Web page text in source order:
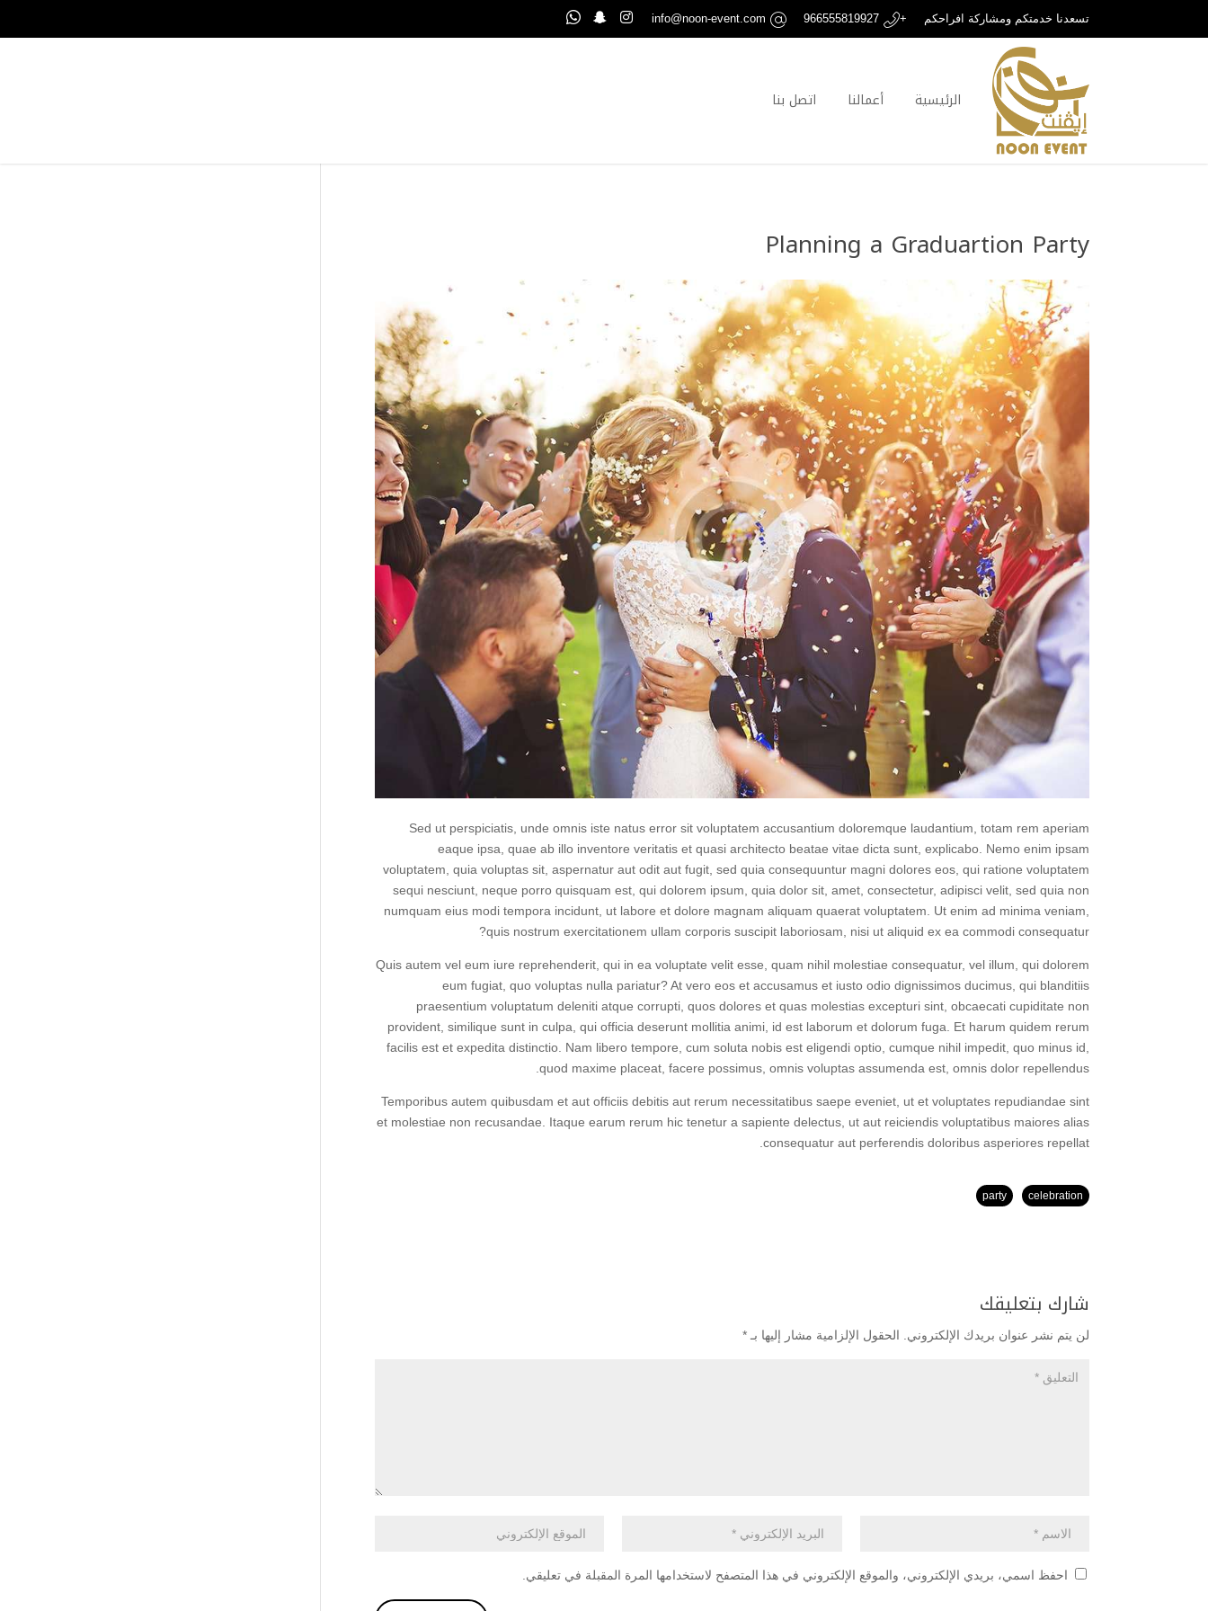
تسعدنا خدمتكم ومشاركة افراحكم +966555819927
info@noon-event.com
الرئيسية أعمالنا اتصل بنا
Planning a Graduartion Party
Sed ut perspiciatis, unde omnis iste natus error sit voluptatem accusantium doloremque laudantium, totam rem aperiam
eaque ipsa, quae ab illo inventore veritatis et quasi architecto beatae vitae dicta sunt, explicabo. Nemo enim ipsam
voluptatem, quia voluptas sit, aspernatur aut odit aut fugit, sed quia consequuntur magni dolores eos, qui ratione voluptatem
sequi nesciunt, neque porro quisquam est, qui dolorem ipsum, quia dolor sit, amet, consectetur, adipisci velit, sed quia non
numquam eius modi tempora incidunt, ut labore et dolore magnam aliquam quaerat voluptatem. Ut enim ad minima veniam,
quis nostrum exercitationem ullam corporis suscipit laboriosam, nisi ut aliquid ex ea commodi consequatur?
Quis autem vel eum iure reprehenderit, qui in ea voluptate velit esse, quam nihil molestiae consequatur, vel illum, qui dolorem
eum fugiat, quo voluptas nulla pariatur? At vero eos et accusamus et iusto odio dignissimos ducimus, qui blanditiis
praesentium voluptatum deleniti atque corrupti, quos dolores et quas molestias excepturi sint, obcaecati cupiditate non
provident, similique sunt in culpa, qui officia deserunt mollitia animi, id est laborum et dolorum fuga. Et harum quidem rerum
facilis est et expedita distinctio. Nam libero tempore, cum soluta nobis est eligendi optio, cumque nihil impedit, quo minus id,
quod maxime placeat, facere possimus, omnis voluptas assumenda est, omnis dolor repellendus.
Temporibus autem quibusdam et aut officiis debitis aut rerum necessitatibus saepe eveniet, ut et voluptates repudiandae sint
et molestiae non recusandae. Itaque earum rerum hic tenetur a sapiente delectus, ut aut reiciendis voluptatibus maiores alias
consequatur aut perferendis doloribus asperiores repellat.
celebration
party
شارك بتعليقك
لن يتم نشر عنوان بريدك الإلكتروني. الحقول الإلزامية مشار إليها بـ *
احفظ اسمي، بريدي الإلكتروني، والموقع الإلكتروني في هذا المتصفح لاستخدامها المرة المقبلة في تعليقي.